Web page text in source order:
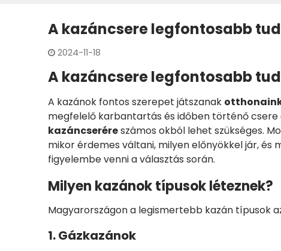
A kazáncsere legfontosabb
2024-11-18
A kazáncsere legfontosabb
A kazánok fontos szerepet játszanak
megfelelő karbantartás és időben történő csere
kazáncseréreszámos okból lehet szükséges.
mikor érdemes váltani, milyen előnyökkel jár, és
figyelembe venni a választás során.
Milyen kazánok típusok léteznek?
Magyarországon a legismertebb kazán típusok
1. Gázkazánok